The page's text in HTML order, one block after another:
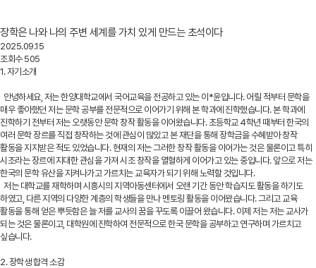
장학은 나와 나의 주변 세계를 가치 있게 만드는 초석이다
2025.09.15
조회수505
1. 자기소개
안녕하세요, 저는 한양대학교에서 국어교육을 전공하고 있는 이*윤입니다. 어릴 적부터 문학을
매우 좋아했던 저는 문학 공부를 전문적으로 이어가기 위해 본 학과에 진학했습니다. 본 학과에
진학하기 전부터 저는 오랫동안 문학 창작 활동을 이어왔습니다. 초등학교 4학년 때부터 한국의
여러 문학 장르를 직접 창작하는 것에 관심이 많았고 본 재단을 통해 장학금을 수혜받아 창작
활동을 지지받은 적도 있었습니다. 현재의 저는 그러한 창작 활동을 이어가는 것은 물론이고 특히
시조라는 장르에 지대한 관심을 가져 시조 창작을 열혈하게 이어가고 있는 중입니다. 앞으로 저는
한국의 문학 유산을 지켜나가고 가르치는 교육자가 되기 위해 노력할 것입니다.
저는 대학교를 재학하며 시흥시의 지역아동센터에서 오랜 기간 동안 학습지도 활동을 하기도
하였고, 다른 지역의 다양한 계층의 학생들을 만나 멘토링 활동을 이어왔습니다. 그리고 교육
활동을 통해 얻은 뿌듯함은 늘 저를 교사의 꿈을 꾸도록 이끌어 왔습니다. 이제 저는 저는 교사가
되는 것은 물론이고, 대학원에 진학하여 전문적으로 한국 문학을 공부하고 연구하며 가르치고
싶습니다.
2. 장학생 합격 소감